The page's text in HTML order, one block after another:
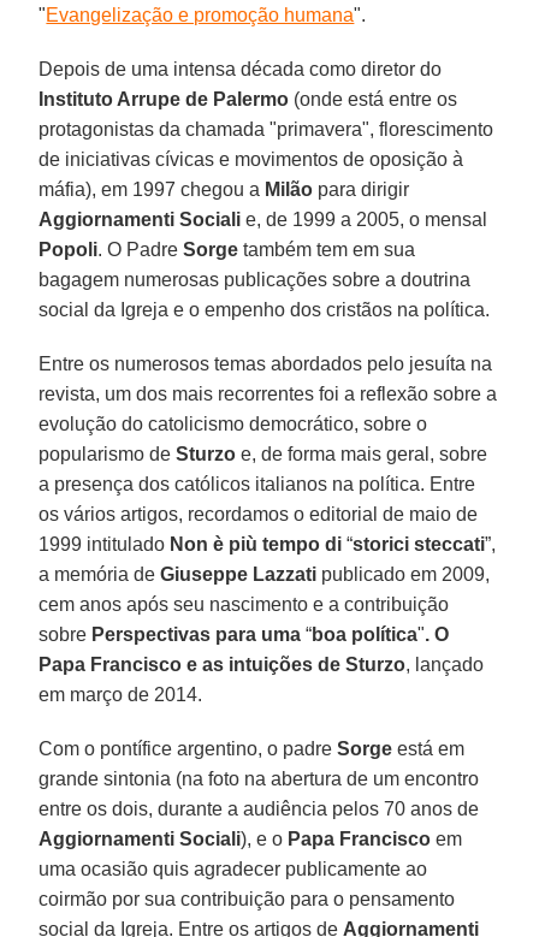
"Evangelização e promoção humana".
Depois de uma intensa década como diretor do
Instituto Arrupe de Palermo (onde está entre os
protagonistas da chamada "primavera", florescimento
de iniciativas cívicas e movimentos de oposição à
máfia), em 1997 chegou a Milão para dirigir
Aggiornamenti Sociali e, de 1999 a 2005, o mensal
Popoli. O PadreSorge também tem em sua
bagagem numerosas publicações sobre a doutrina
social da Igreja e o empenho dos cristãos na política.
Entre os numerosos temas abordados pelo jesuíta na
revista, um dos mais recorrentes foi a reflexão sobre a
evolução do catolicismo democrático, sobre o
popularismo deSturzo e, de forma mais geral, sobre
a presença dos católicos italianos na política. Entre
os vários artigos, recordamos o editorial de maio de
1999 intitulado Non è più tempo di“storici steccati”,
a memória deGiuseppe Lazzati publicado em 2009,
cem anos após seu nascimento e a contribuição
sobre Perspectivas para uma“boa política". O
Papa Francisco e as intuições de Sturzo, lançado
em março de 2014.
Com o pontífice argentino, o padreSorge está em
grande sintonia (na foto na abertura de um encontro
entre os dois, durante a audiência pelos 70 anos de
Aggiornamenti Sociali), e o Papa Francisco em
uma ocasião quis agradecer publicamente ao
coirmão por sua contribuição para o pensamento
social da Igreja. Entre os artigos de Aggiornamenti